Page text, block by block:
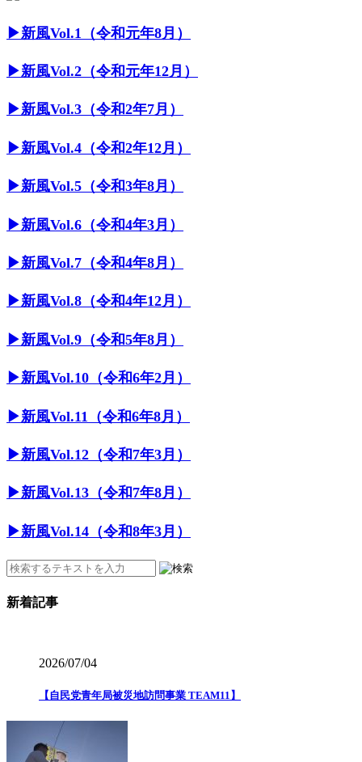
▶︎新風Vol.1（令和元年8月）
▶︎新風Vol.2（令和元年12月）
▶︎新風Vol.3（令和2年7月）
▶︎新風Vol.4（令和2年12月）
▶︎新風Vol.5（令和3年8月）
▶︎新風Vol.6（令和4年3月）
▶︎新風Vol.7（令和4年8月）
▶︎新風Vol.8（令和4年12月）
▶︎新風Vol.9（令和5年8月）
▶︎新風Vol.10（令和6年2月）
▶︎新風Vol.11（令和6年8月）
▶︎新風Vol.12（令和7年3月）
▶︎新風Vol.13（令和7年8月）
▶︎新風Vol.14（令和8年3月）
新着記事
2026/07/04
【自民党青年局被災地訪問事業 TEAM11】